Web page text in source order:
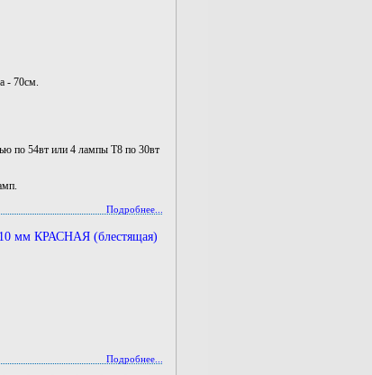
- 70см.
по 54вт или 4 лампы T8 по 30вт
Подробнее...
мм КРАСНАЯ (блестящая)
Подробнее...